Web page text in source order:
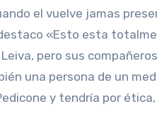
el vuelve jamas
«Esto esta
pero sus
una persona de un
y tendría por